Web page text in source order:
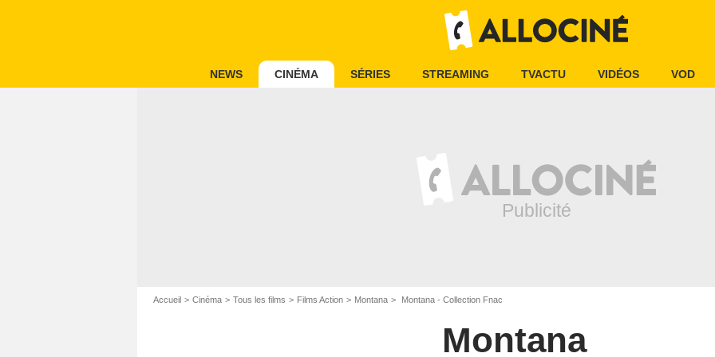
NEWS CINÉMA SÉRIES STREAMING TVACTU VIDÉOS VOD
Accueil Cinéma Tous les films Films Action Montana Montana - Collection Fnac
Montana